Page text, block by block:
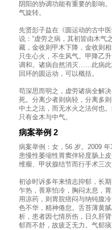
阴阳的协调功能有重要的影响
气旋转。
先贤彭子益在《圆运动的古中
说：“虚劳之病，其初皆由木气
藏，金收则甲木下降，金收则
只生心火，不生风气。甲降乙
调和。诸病自然消灭……此病此
回环的圆运动，可以概括。
苟深思而明之，虚劳诸病全解
死。分离少者则病轻，分离多
中土之法，而无水火之法何也
只有金木与中气 。
病案举例 2
病案举例：女，56 岁。2009
患慢性萎缩性胃窦伴轻度肠上
维瘤、甲状腺结节而行手术三
初诊时诉多年来情志抑郁，长
乍热，畏寒怕冷，胸闷太息，
用凉药，则胃脘痞闷与纳钝腹
色不华，精神倦怠。舌苔薄黄
析，患者因七情所伤，日久肝
郁而不舒，故疲乏无力。气郁